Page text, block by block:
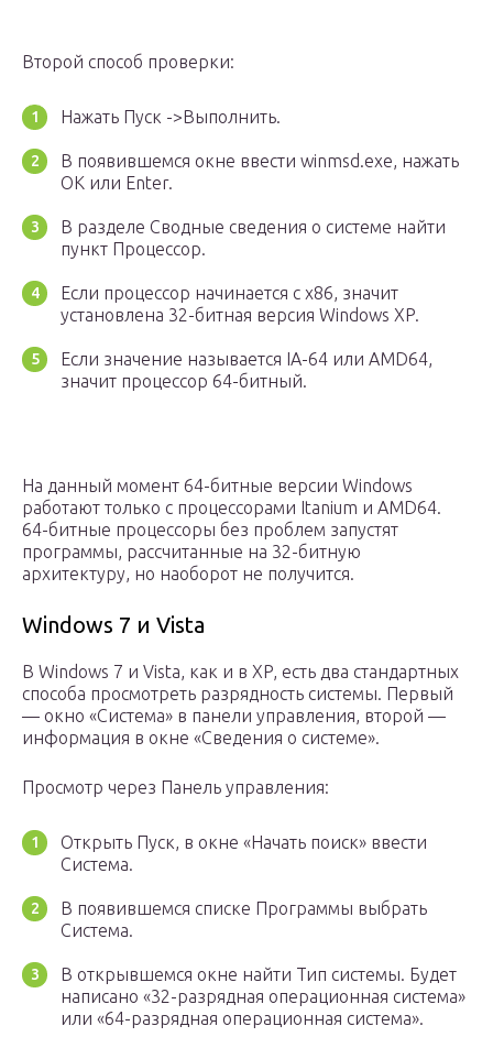
Второй способ проверки:
Нажать Пуск ->Выполнить.
В появившемся окне ввести winmsd.exe, нажать
ОК или Enter.
В разделе Сводные сведения о системе найти
пункт Процессор.
Если процессор начинается с x86, значит
установлена 32-битная версия Windows XP.
Если значение называется IA-64 или AMD64,
значит процессор 64-битный.
На данный момент 64-битные версии Windows
работают только с процессорами Itanium и AMD64.
64-битные процессоры без проблем запустят
программы, рассчитанные на 32-битную
архитектуру, но наоборот не получится.
Windows 7 и Vista
В Windows 7 и Vista, как и в XP, есть два стандартных
способа просмотреть разрядность системы. Первый
— окно «Система» в панели управления, второй —
информация в окне «Сведения о системе».
Просмотр через Панель управления:
Открыть Пуск, в окне «Начать поиск» ввести
Система.
В появившемся списке Программы выбрать
Система.
В открывшемся окне найти Тип системы. Будет
написано «32-разрядная операционная система»
или «64-разрядная операционная система».